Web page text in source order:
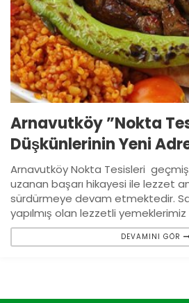
Arnavutköy ”Nokta
Düşkünlerinin Yeni
Arnavutköy Nokta Tesisleri
uzanan başarı hikayesi ile lezzet
sürdürmeye devam etmektedir.
yapılmış olan lezzetli yemeklerimiz
DEVAMINI GÖR